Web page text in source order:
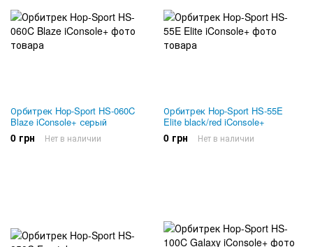
Орбитрек Hop-Sport HS-060C
Blaze iConsole+ серый
0 грн Нет в наличии
Орбитрек Hop-Sport HS-55E
Elite black/red iConsole+
0 грн Нет в наличии